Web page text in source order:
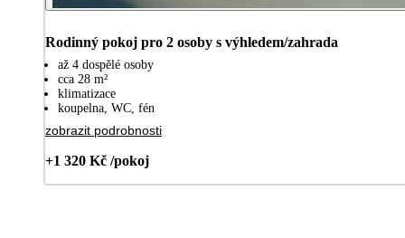
Rodinný pokoj pro 2 osoby s výhledem/zahrada
až 4 dospělé osoby
cca 28 m²
klimatizace
koupelna, WC, fén
zobrazit podrobnosti
+1 320 Kč /pokoj